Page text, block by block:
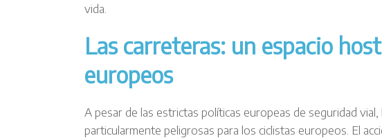
vida.
Las carreteras: un espacio
europeos
A pesar de las estrictas políticas europeas de seguridad
particularmente peligrosas para los ciclistas europeos. El